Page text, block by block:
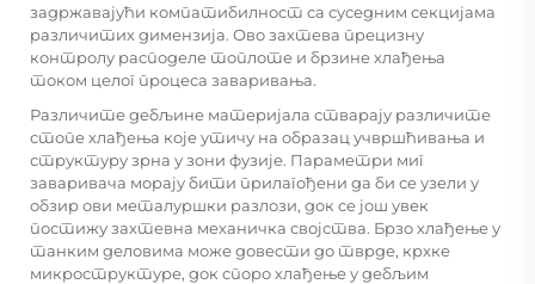
задржавајући компатибилност са суседним секцијама
различитих димензија. Ово захтева прецизну
контролу расподеле топлоте и брзине хлађења
током целог процеса заваривања.
Различите дебљине материјала стварају различите
стопе хлађења које утичу на образац учвршћивања и
структуру зрна у зони фузије. Параметри миг
заваривача морају бити прилагођени да би се узели у
обзир ови металуршки разлози, док се још увек
постижу захтевна механичка својства. Брзо хлађење у
танким деловима може довести до тврде, крхке
микроструктуре, док споро хлађење у дебљим